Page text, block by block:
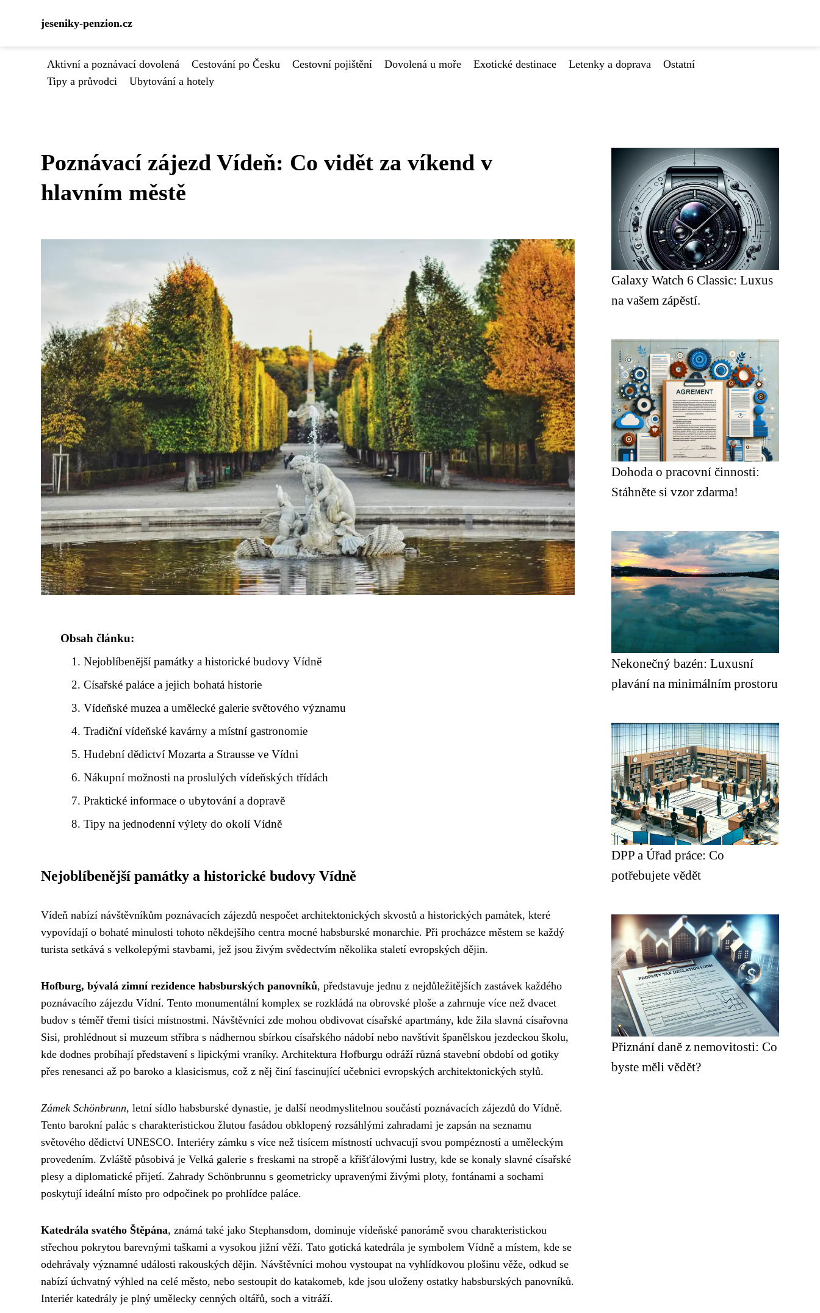
jeseniky-penzion.cz
Aktivní a poznávací dovolená Cestování po Česku Cestovní pojištění Dovolená u moře Exotické destinace Letenky a doprava
Ostatní
Tipy a průvodci
Ubytování a hotely
Poznávací zájezd Vídeň: Co vidět za víkend v
hlavním městě
Obsah článku:
Nejoblíbenější památky a historické budovy Vídně
Císařské paláce a jejich bohatá historie
Vídeňské muzea a umělecké galerie světového významu
Tradiční vídeňské kavárny a místní gastronomie
Hudební dědictví Mozarta a Strausse ve Vídni
Nákupní možnosti na proslulých vídeňských třídách
Praktické informace o ubytování a dopravě
Tipy na jednodenní výlety do okolí Vídně
Nejoblíbenější památky a historické budovy Vídně
Vídeň nabízí návštěvníkům poznávacích zájezdů nespočet architektonických skvostů a historických památek, které
vypovídají o bohaté minulosti tohoto někdejšího centra mocné habsburské monarchie. Při procházce městem se každý
turista setkává s velkolepými stavbami, jež jsou živým svědectvím několika staletí evropských dějin.
Hofburg, bývalá zimní rezidence habsburských panovníků, představuje jednu z nejdůležitějších zastávek každého
poznávacího zájezdu Vídní. Tento monumentální komplex se rozkládá na obrovské ploše a zahrnuje více než dvacet
budov s téměř třemi tisíci místnostmi. Návštěvníci zde mohou obdivovat císařské apartmány, kde žila slavná císařovna
Sisi, prohlédnout si muzeum stříbra s nádhernou sbírkou císařského nádobí nebo navštívit španělskou jezdeckou školu,
kde dodnes probíhají představení s lipickými vraníky. Architektura Hofburgu odráží různá stavební období od gotiky
přes renesanci až po baroko a klasicismus, což z něj činí fascinující učebnici evropských architektonických stylů.
Zámek Schönbrunn, letní sídlo habsburské dynastie, je další neodmyslitelnou součástí poznávacích zájezdů do Vídně.
Tento barokní palác s charakteristickou žlutou fasádou obklopený rozsáhlými zahradami je zapsán na seznamu
světového dědictví UNESCO. Interiéry zámku s více než tisícem místností uchvacují svou pompézností a uměleckým
provedením. Zvláště působivá je Velká galerie s freskami na stropě a křišťálovými lustry, kde se konaly slavné císařské
plesy a diplomatické přijetí. Zahrady Schönbrunnu s geometricky upravenými živými ploty, fontánami a sochami
poskytují ideální místo pro odpočinek po prohlídce paláce.
Katedrála svatého Štěpána, známá také jako Stephansdom, dominuje vídeňské panorámě svou charakteristickou
střechou pokrytou barevnými taškami a vysokou jižní věží. Tato gotická katedrála je symbolem Vídně a místem, kde se
odehrávaly významné události rakouských dějin. Návštěvníci mohou vystoupat na vyhlídkovou plošinu věže, odkud se
nabízí úchvatný výhled na celé město, nebo sestoupit do katakomeb, kde jsou uloženy ostatky habsburských panovníků.
Interiér katedrály je plný umělecky cenných oltářů, soch a vitráží.
Galaxy Watch 6 Classic: Luxus
na vašem zápěstí.
Dohoda o pracovní činnosti:
Stáhněte si vzor zdarma!
Nekonečný bazén: Luxusní
plavání na minimálním prostoru
DPP a Úřad práce: Co
potřebujete vědět
Přiznání daně z nemovitosti: Co
byste měli vědět?